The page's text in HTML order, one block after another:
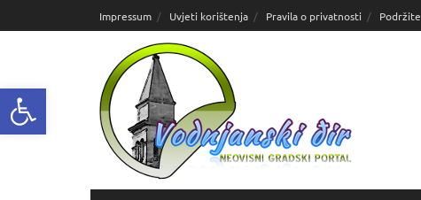
Open toolbar
do
Impressum Uvjeti korištenja Pravila o privatnosti Podržite